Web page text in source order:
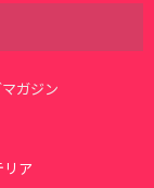
ガジン
ア